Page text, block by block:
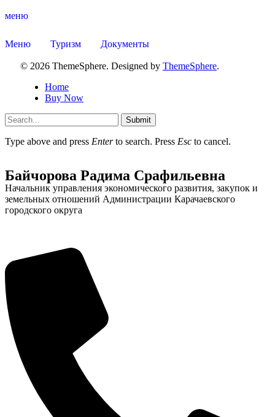
меню
Меню Туризм Документы
© 2026 ThemeSphere. Designed by ThemeSphere.
Home
Buy Now
Submit
Type above and press Enterto search. Press Esc to cancel.
Байчорова Радима Срафильевна
Начальник управления экономического развития, закупок и
земельных отношений Администрации Карачаевского
городского округа